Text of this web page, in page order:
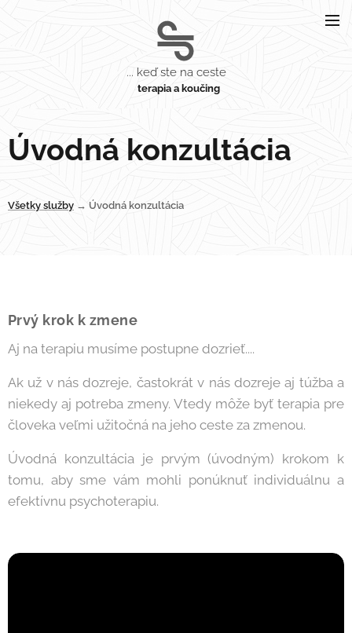
... keď ste na ceste
terapia a koučing
Úvodná konzultácia
Všetky služby → Úvodná konzultácia
Prvý krok k zmene
Aj na terapiu musíme postupne dozrieť....
Ak už v nás dozreje, častokrát v nás dozreje aj túžba a
niekedy aj potreba zmeny. Vtedy môže byť terapia pre
človeka veľmi užitočná na jeho ceste za zmenou.
Úvodná konzultácia je prvým (úvodným) krokom k
tomu, aby sme vám mohli ponúknuť individuálnu a
efektívnu psychoterapiu.